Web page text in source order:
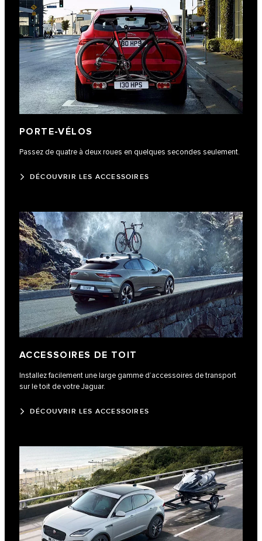
PORTE-VÉLOS
Passez de quatre à deux roues en quelques secondes seulement.
DÉCOUVRIR LES ACCESSOIRES
ACCESSOIRES DE TOIT
Installez facilement une large gamme d’accessoires de transport
sur le toit de votre Jaguar.
DÉCOUVRIR LES ACCESSOIRES